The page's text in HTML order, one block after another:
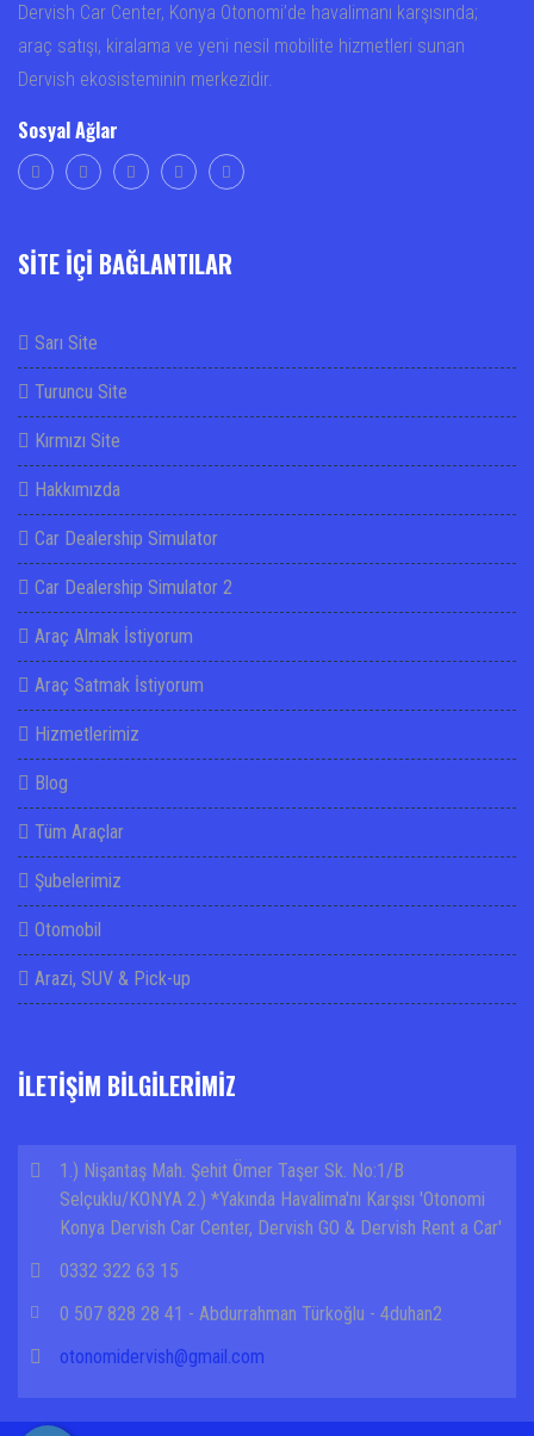
Dervish Car Center, Konya Otonomi’de havalimanı karşısında;
araç satışı, kiralama ve yeni nesil mobilite hizmetleri sunan
Dervish ekosisteminin merkezidir.
Sosyal Ağlar
SİTE İÇİ BAĞLANTILAR
Sarı Site
Turuncu Site
Kırmızı Site
Hakkımızda
Car Dealership Simulator
Car Dealership Simulator 2
Araç Almak İstiyorum
Araç Satmak İstiyorum
Hizmetlerimiz
Blog
Tüm Araçlar
Şubelerimiz
Otomobil
Arazi, SUV & Pick-up
İLETİŞİM BİLGİLERİMİZ
1.) Nişantaş Mah. Şehit Ömer Taşer Sk. No:1/B
Selçuklu/KONYA 2.) *Yakında Havalima'nı Karşısı 'Otonomi
Konya Dervish Car Center, Dervish GO & Dervish Rent a Car'
0332 322 63 15
0 507 828 28 41 - Abdurrahman Türkoğlu - 4duhan2
otonomidervish@gmail.com